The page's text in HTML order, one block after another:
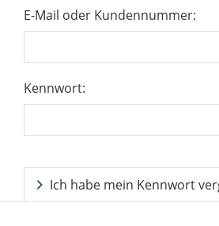
E-Mail oder Kundennummer:
Kennwort:
Ich habe mein Kennwort